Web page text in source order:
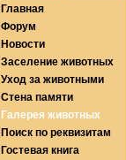
Главная
Форум
Новости
Заселение животных
Уход за животными
Стена памяти
Галерея животных
Поиск по реквизитам
Гостевая книга